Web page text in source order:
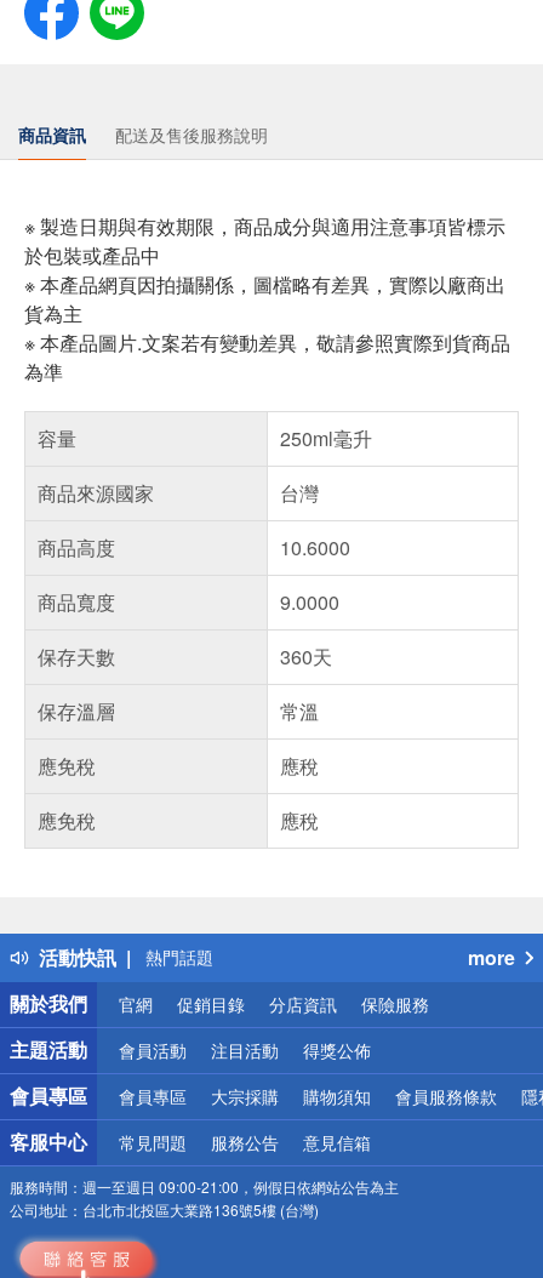
商品資訊 配送及售後服務說明
※ 製造日期與有效期限，商品成分與適用注意事項皆標示
於包裝或產品中
※ 本產品網頁因拍攝關係，圖檔略有差異，實際以廠商出
貨為主
※ 本產品圖片.文案若有變動差異，敬請參照實際到貨商品
為準
容量
250ml毫升
商品來源國家
台灣
商品高度
10.6000
商品寬度
9.0000
保存天數
360天
保存溫層
常溫
應免稅
應稅
應免稅
應稅
活動快訊
得獎公告
熱門話題
銀行優惠
偏遠地區配送
詐騙網頁！請小心！
more
關於我們
官網 促銷目錄 分店資訊 保險服務
主題活動 會員活動 注目活動 得獎公佈
會員專區 會員專區 大宗採購 購物須知 會員服務條款 隱
客服中心 常見問題 服務公告 意見信箱
服務時間： 週一至週日 09:00-21:00，例假日依網站公告為主
公司地址： 台北市北投區大業路136號5樓 (台灣)